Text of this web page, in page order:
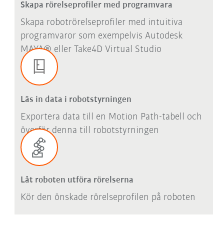
Skapa rörelseprofiler med programvara
Skapa robotrörelseprofiler med intuitiva
programvaror som exempelvis Autodesk
MAYA® eller Take4D Virtual Studio
Läs in data i robotstyrningen
Exportera data till en Motion Path-tabell och
överför denna till robotstyrningen
Låt roboten utföra rörelserna
Kör den önskade rörelseprofilen på roboten